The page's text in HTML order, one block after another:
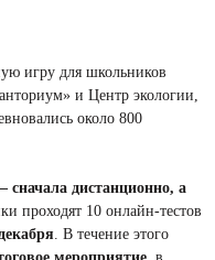
игру для школьников
и Центр экологии,
около 800
сначала дистанционно, а
проходят 10 онлайн-тестов
. В течение этого